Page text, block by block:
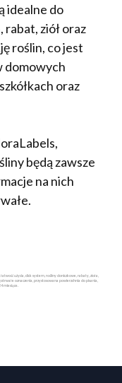
idealne do
ziół oraz
roślin, co jest
domowych
oraz
będą zawsze
na nich
użycia, click system, rośliny doniczkowe, rabaty, zioła,
oznaczenia, przystosowana powierzchnia do pisania,
miesiące.